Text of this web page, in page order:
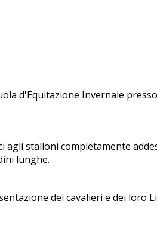
d'Equitazione Invernale
stalloni completamente
lunghe.
dei cavalieri e dei loro